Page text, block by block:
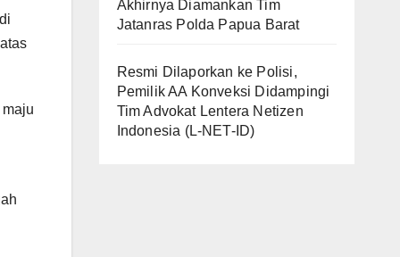
Akhirnya Diamankan Tim
Jatanras Polda Papua Barat
Resmi Dilaporkan ke Polisi,
Pemilik AA Konveksi Didampingi
Tim Advokat Lentera Netizen
Indonesia (L-NET-ID)